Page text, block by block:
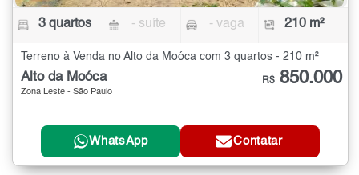
3 quartos - suíte - vaga 210 m²
Terreno à Venda no Alto da Moóca com 3 quartos - 210 m²
Alto da Moóca
Zona Leste - São Paulo
R$ 850.000
WhatsApp Contatar